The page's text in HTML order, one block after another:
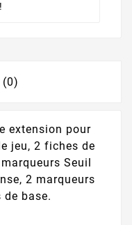
extension pour
jeu, 2 fiches de
Seuil
2 marqueurs
de base.